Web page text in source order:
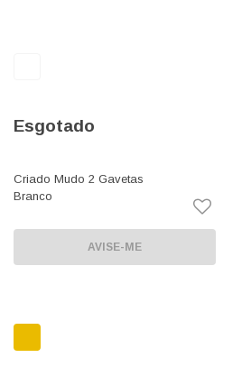
Esgotado
Criado Mudo 2 Gavetas
Branco
AVISE-ME